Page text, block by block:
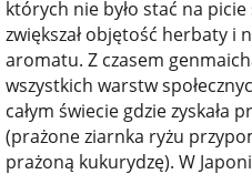
których nie było stać na
zwiększał objętość herbaty i
aromatu. Z czasem
wszystkich warstw
całym świecie gdzie zyskała
(prażone ziarnka ryżu
prażoną kukurydzę). W